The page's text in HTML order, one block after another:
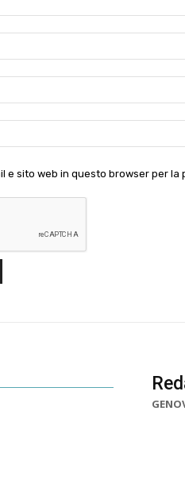
e sito web in questo browser per la